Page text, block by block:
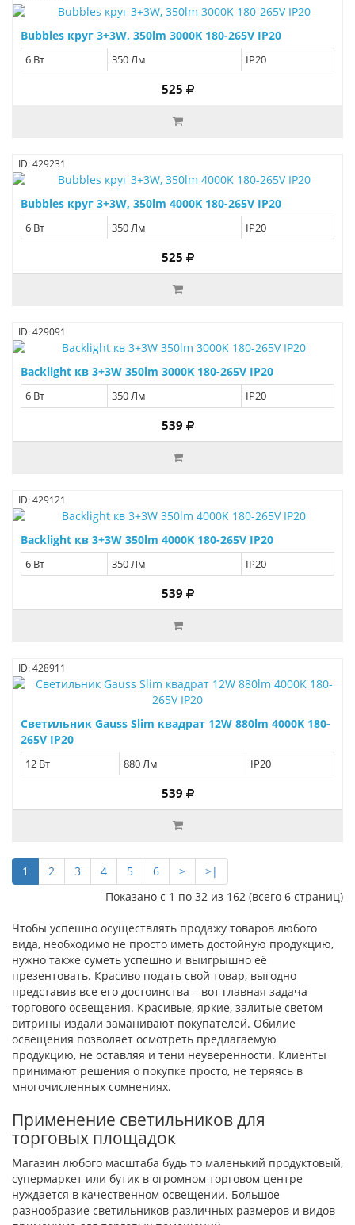
Bubbles круг 3+3W, 350lm 3000K 180-265V IP20
6 Вт 350 Лм IP20
525
ID: 429231
Bubbles круг 3+3W, 350lm 4000K 180-265V IP20
6 Вт 350 Лм IP20
525
ID: 429091
Backlight кв 3+3W 350lm 3000K 180-265V IP20
6 Вт 350 Лм IP20
539
ID: 429121
Backlight кв 3+3W 350lm 4000K 180-265V IP20
6 Вт 350 Лм IP20
539
ID: 428911
Светильник Gauss Slim квадрат 12W 880lm 4000K 180-
265V IP20
12 Вт 880 Лм IP20
539
1 2 3 4 5 6 >
>|
Показано с 1 по 32 из 162 (всего 6 страниц)
Чтобы успешно осуществлять продажу товаров любого
вида, необходимо не просто иметь достойную продукцию,
нужно также суметь успешно и выигрышно её
презентовать. Красиво подать свой товар, выгодно
представив все его достоинства – вот главная задача
торгового освещения. Красивые, яркие, залитые светом
витрины издали заманивают покупателей. Обилие
освещения позволяет осмотреть предлагаемую
продукцию, не оставляя и тени неуверенности. Клиенты
принимают решения о покупке просто, не теряясь в
многочисленных сомнениях.
Применение светильников для
торговых площадок
Магазин любого масштаба будь то маленький продуктовый,
супермаркет или бутик в огромном торговом центре
нуждается в качественном освещении. Большое
разнообразие светильников различных размеров и видов